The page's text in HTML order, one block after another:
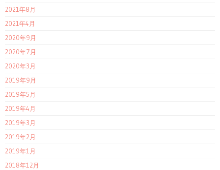
2021年8月
2021年4月
2020年9月
2020年7月
2020年3月
2019年9月
2019年5月
2019年4月
2019年3月
2019年2月
2019年1月
2018年12月